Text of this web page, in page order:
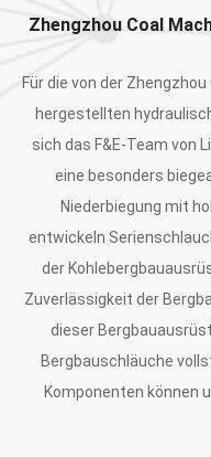
Zhengzhou Coal
Für die von der Zhengzhou
hergestellten
sich das F&E-Team von
eine besonders
Niederbiegung mit
entwickeln
der
Zuverlässigkeit der
dieser
Bergbauschläuche
Komponenten können